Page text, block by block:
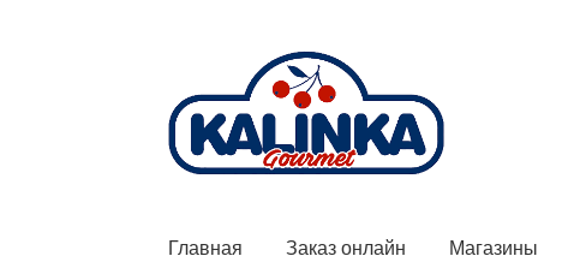
навигации
содержимому
Главная Заказ онлайн Магазины